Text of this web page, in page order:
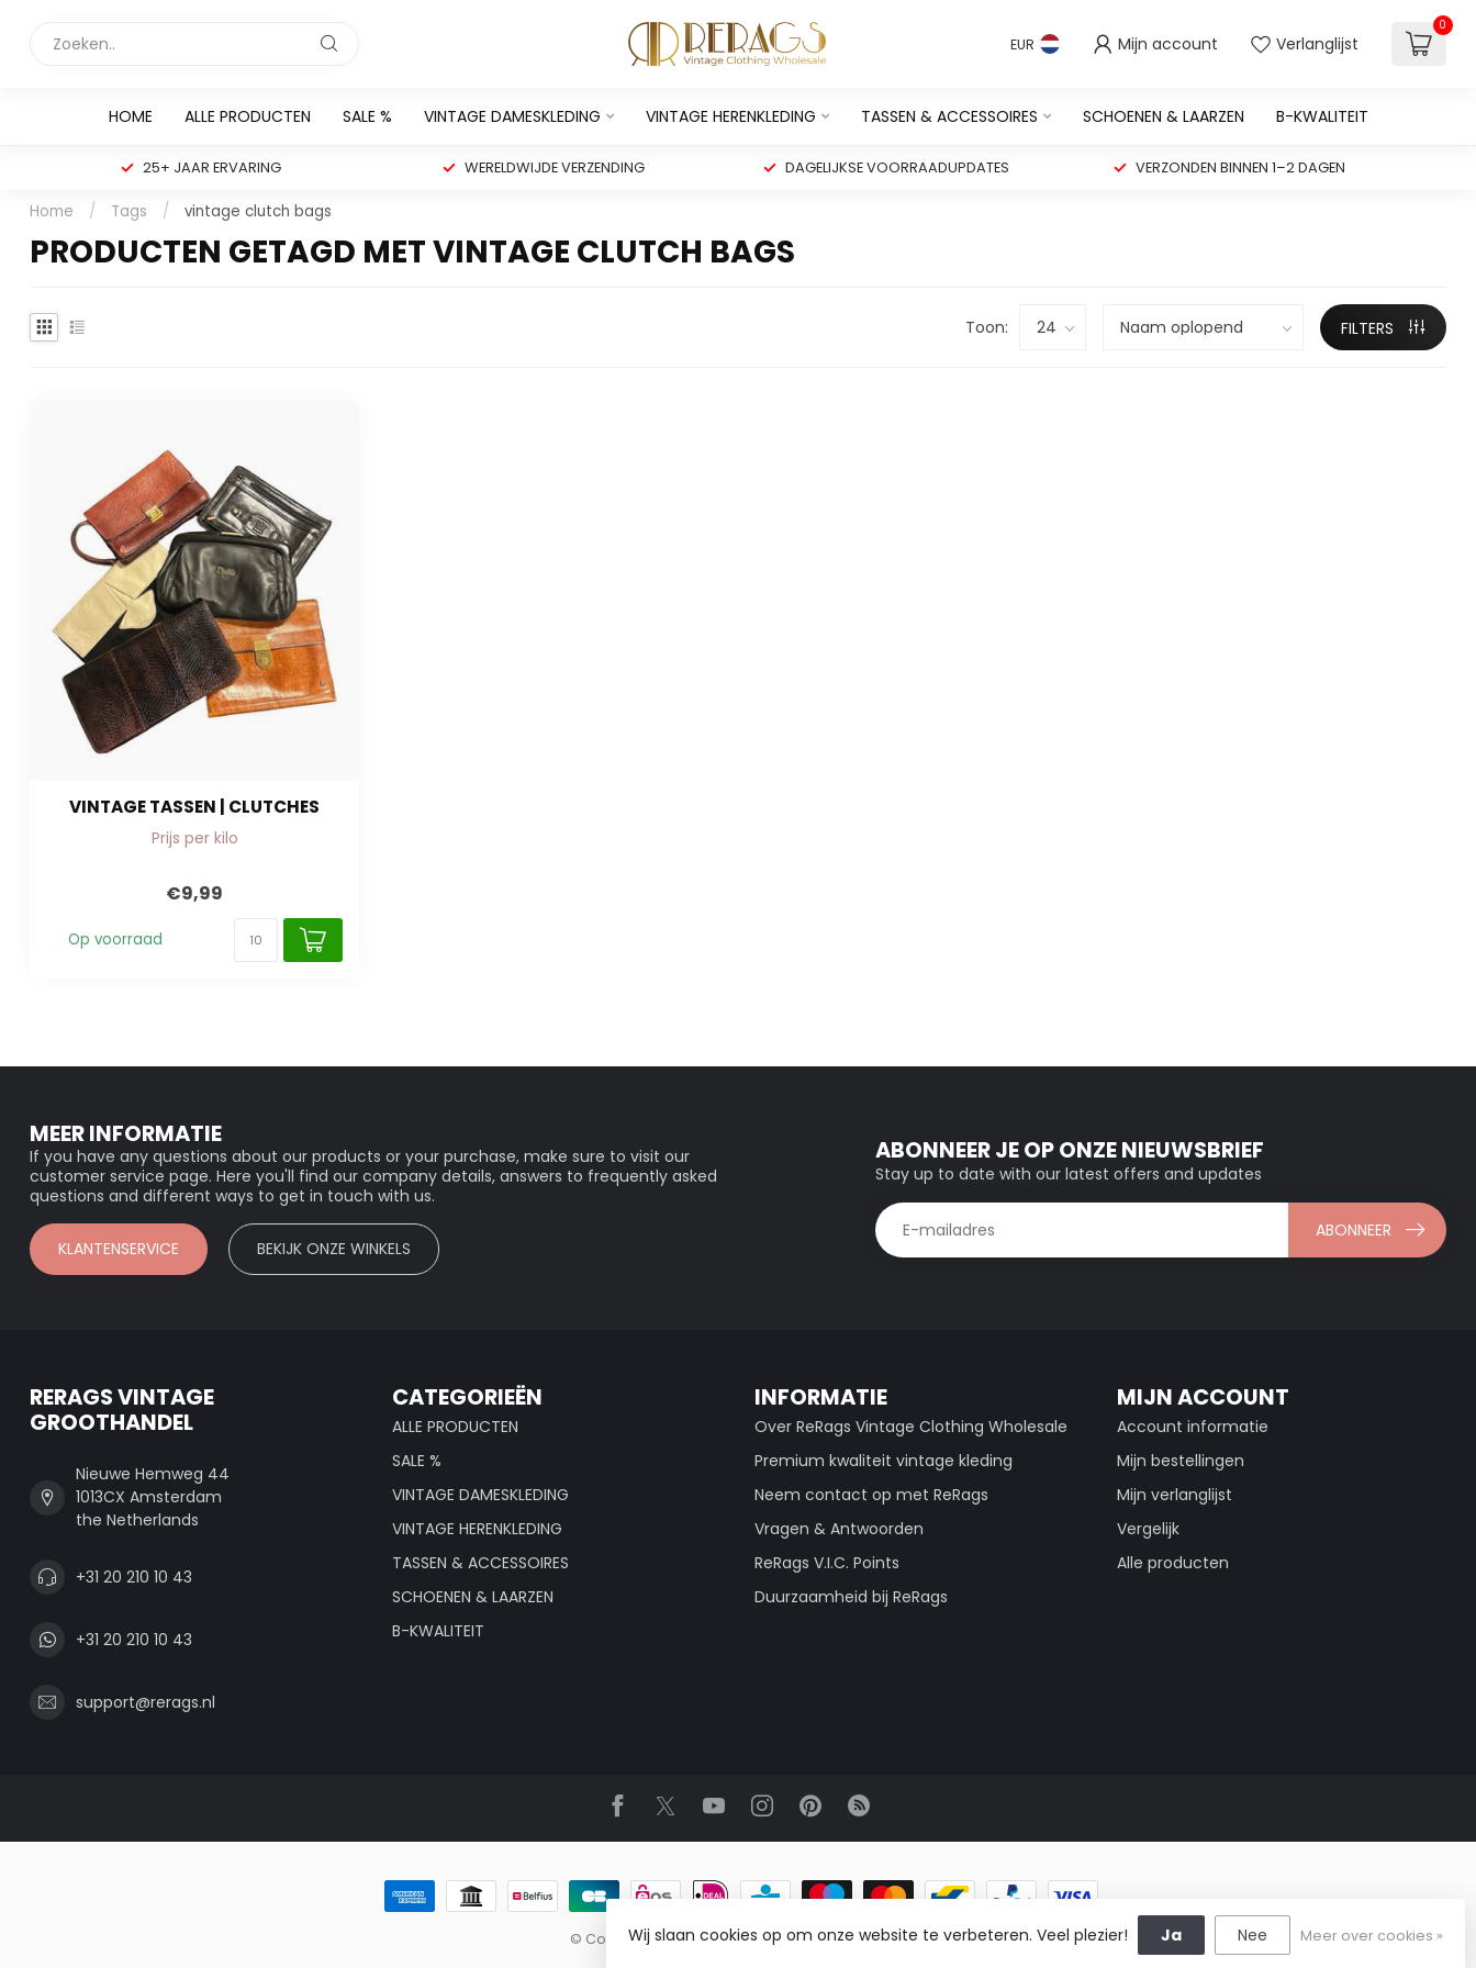
EUR Mijn account Verlanglijst
0
HOME ALLE PRODUCTEN SALE % VINTAGE DAMESKLEDING VINTAGE HERENKLEDING TASSEN & ACCESSOIRES SCHOENEN & LAARZEN B-KWALITEIT
25+ JAAR ERVARING WERELDWIJDE VERZENDING DAGELIJKSE VOORRAADUPDATES VERZONDEN BINNEN 1–2 DAGEN
Home / Tags / vintage clutch bags
PRODUCTEN GETAGD MET VINTAGE CLUTCH BAGS
Toon: FILTERS
VINTAGE TASSEN | CLUTCHES
Prijs per kilo
€9,99
Op voorraad
MEER INFORMATIE
If you have any questions about our products or your purchase, make sure to visit our
customer service page. Here you'll find our company details, answers to frequently asked
questions and different ways to get in touch with us.
KLANTENSERVICE BEKIJK ONZE WINKELS
ABONNEER JE OP ONZE NIEUWSBRIEF
Stay up to date with our latest offers and updates
ABONNEER
RERAGS VINTAGE
GROOTHANDEL
Nieuwe Hemweg 44
1013CX Amsterdam
the Netherlands
+31 20 210 10 43
+31 20 210 10 43
support@rerags.nl
CATEGORIEËN
ALLE PRODUCTEN
SALE %
VINTAGE DAMESKLEDING
VINTAGE HERENKLEDING
TASSEN & ACCESSOIRES
SCHOENEN & LAARZEN
B-KWALITEIT
INFORMATIE
Over ReRags Vintage Clothing Wholesale
Premium kwaliteit vintage kleding
Neem contact op met ReRags
Vragen & Antwoorden
ReRags V.I.C. Points
Duurzaamheid bij ReRags
MIJN ACCOUNT
Account informatie
Mijn bestellingen
Mijn verlanglijst
Vergelijk
Alle producten
© Copyright 2026 ReRags Vintage Groothandel
Wij slaan cookies op om onze website te verbeteren. Veel plezier! Ja Nee Meer over cookies »